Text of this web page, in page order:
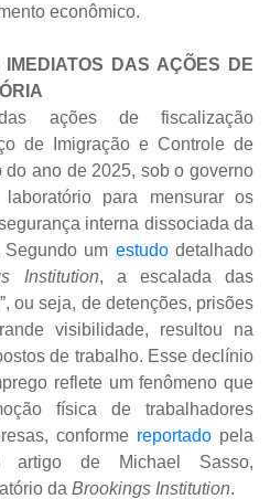
econômico.
IMEDIATOS DAS AÇÕES DE
ações de fiscalização
de Imigração e Controle de
ano de 2025, sob o governo
para mensurar os
interna dissociada da
um estudodetalhado
Institution, a escalada das
ou seja, de detenções, prisões
visibilidade, resultou na
de trabalho. Esse declínio
reflete um fenômeno que
física de trabalhadores
conforme reportado pela
de Michael Sasso,
da Brookings Institution.